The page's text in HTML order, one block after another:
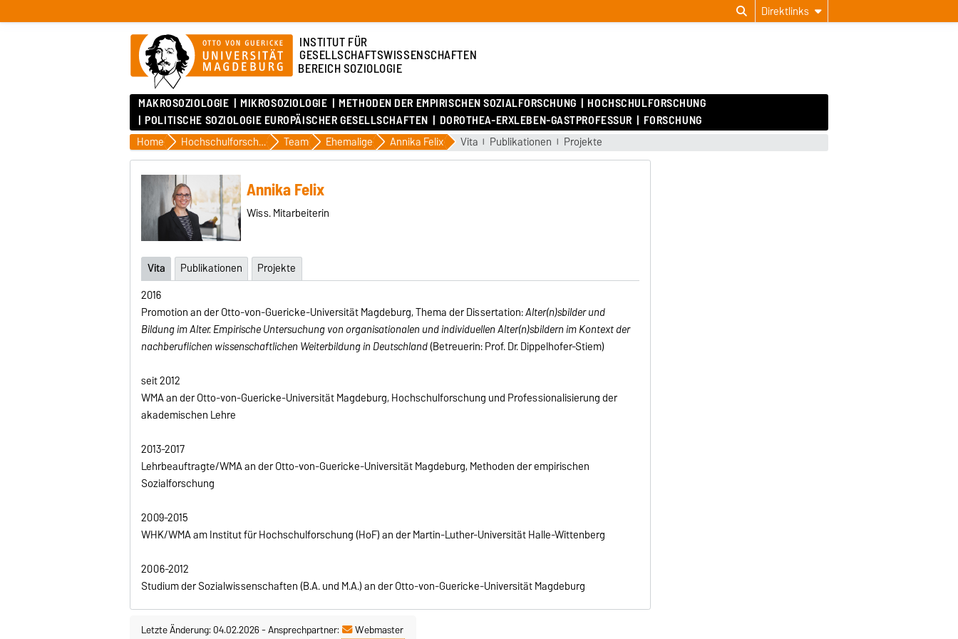
Direktlinks
INSTITUT FÜR
GESELLSCHAFTSWISSENSCHAFTEN
BEREICH SOZIOLOGIE
MAKROSOZIOLOGIE MIKROSOZIOLOGIE METHODEN DER EMPIRISCHEN SOZIALFORSCHUNG
HOCHSCHULFORSCHUNG
POLITISCHE SOZIOLOGIE EUROPÄISCHER GESELLSCHAFTEN
DOROTHEA-ERXLEBEN-GASTPROFESSUR FORSCHUNG
Home Hochschulforschung Team Ehemalige Annika Felix Vita Publikationen Projekte
Annika Felix
Wiss. Mitarbeiterin
Vita Publikationen
Projekte
2016
Promotion an der Otto-von-Guericke-Universität Magdeburg, Thema der Dissertation:Alter(n)sbilder und
Bildung im Alter. Empirische Untersuchung von organisationalen und individuellen Alter(n)sbildern im Kontext der
nachberuflichen wissenschaftlichen Weiterbildung in Deutschland(Betreuerin: Prof. Dr. Dippelhofer-Stiem)
seit 2012
WMA an der Otto-von-Guericke-Universität Magdeburg, Hochschulforschung und Professionalisierung der
akademischen Lehre
2013-2017
Lehrbeauftragte/WMA an der Otto-von-Guericke-Universität Magdeburg, Methoden der empirischen
Sozialforschung
2009-2015
WHK/WMA am Institut für Hochschulforschung (HoF) an der Martin-Luther-Universität Halle-Wittenberg
2006-2012
Studium der Sozialwissenschaften (B.A. und M.A.) an der Otto-von-Guericke-Universität Magdeburg
Letzte Änderung: 04.02.2026-Ansprechpartner: Webmaster